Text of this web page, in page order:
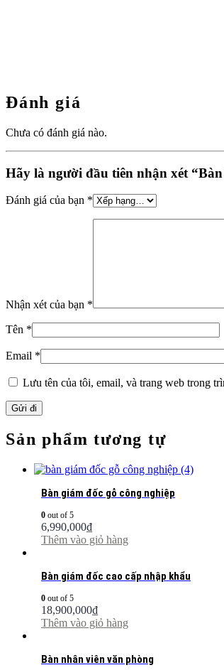
Đánh giá
Chưa có đánh giá nào.
Hãy là người đầu tiên nhận xét
Đánh giá của bạn *
Nhận xét của bạn *
Tên *
Email *
Lưu tên của tôi, email, và trang web trong
Sản phẩm tương tự
Bàn giám đốc gỗ công nghiệp
0 out of 5
6,990,000₫
Thêm vào giỏ hàng
Bàn giám đốc cao cấp nhập khẩu
0 out of 5
18,900,000₫
Thêm vào giỏ hàng
Bàn nhân viên văn phòng